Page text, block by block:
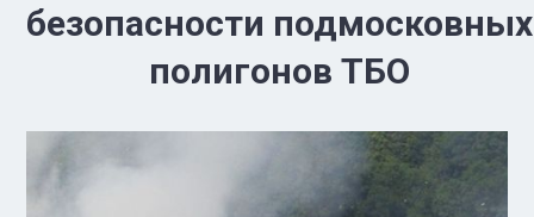
безопасности подмосковных
полигонов ТБО